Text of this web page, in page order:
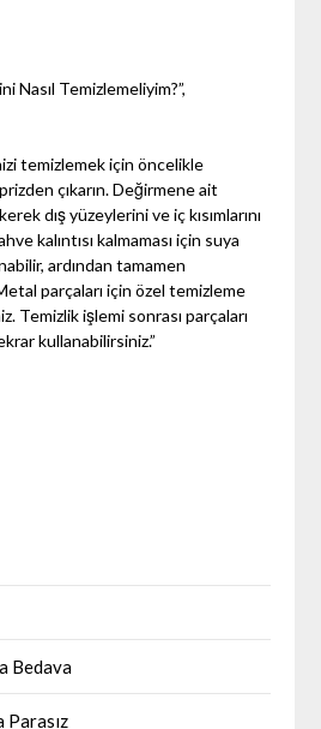
Nasıl Temizlemeliyim?”,
temizlemek için öncelikle
çıkarın. Değirmene ait
dış yüzeylerini ve iç kısımlarını
kalıntısı kalmaması için suya
ardından tamamen
parçaları için özel temizleme
Temizlik işlemi sonrası parçaları
kullanabilirsiniz.”
Bedava